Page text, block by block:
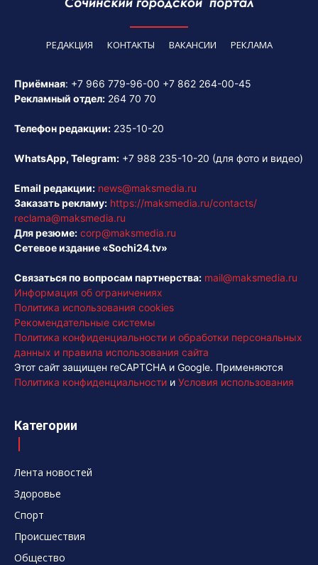
РЕДАКЦИЯ КОНТАКТЫ ВАКАНСИИ РЕКЛАМА
Приёмная: +7 966 779-96-00 +7 862 264-00-45
Рекламный отдел: 264 70 70
Телефон редакции: 235-10-20
WhatsApp, Telegram: +7 988 235-10-20 (для фото и видео)
Email редакции: news@maksmedia.ru
Заказать рекламу: https://maksmedia.ru/contacts/
reclama@maksmedia.ru
Для резюме: corp@maksmedia.ru
Сетевое издание «Sochi24.tv»
Связаться по вопросам партнерства: mail@maksmedia.ru
Информация об ограничениях
Политика использования cookies
Рекомендательные системы
Политика конфиденциальности и обработки персональных
данных и правила использования сайта
Этот сайт защищен reCAPTCHA и Google. Применяются
Политика конфиденциальности и Условия использования
Категории
Лента новостей
Здоровье
Спорт
Происшествия
Общество